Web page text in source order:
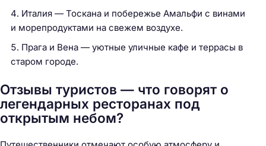
Италия — Тоскана и побережье Амальфи с винами
и морепродуктами на свежем воздухе.
Прага и Вена — уютные уличные кафе и террасы в
старом городе.
Отзывы туристов — что говорят о
легендарных ресторанах под
открытым небом?
Н
й
т
и